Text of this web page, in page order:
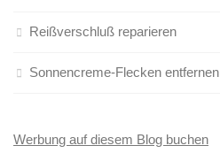
Reißverschluß reparieren
Sonnencreme-Flecken entfernen
Werbung auf diesem Blog buchen